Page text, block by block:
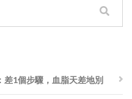
差1個步驟，血脂天差地別